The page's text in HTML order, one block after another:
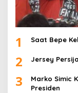
1 Saat Bepe
2 Jersey
3
Marko Simic
Presiden